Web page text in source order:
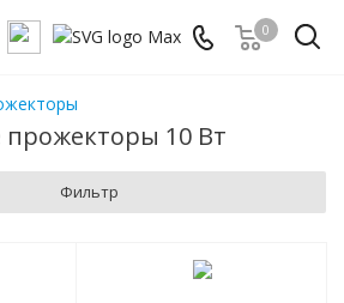
0
10 Вт
Фильтр